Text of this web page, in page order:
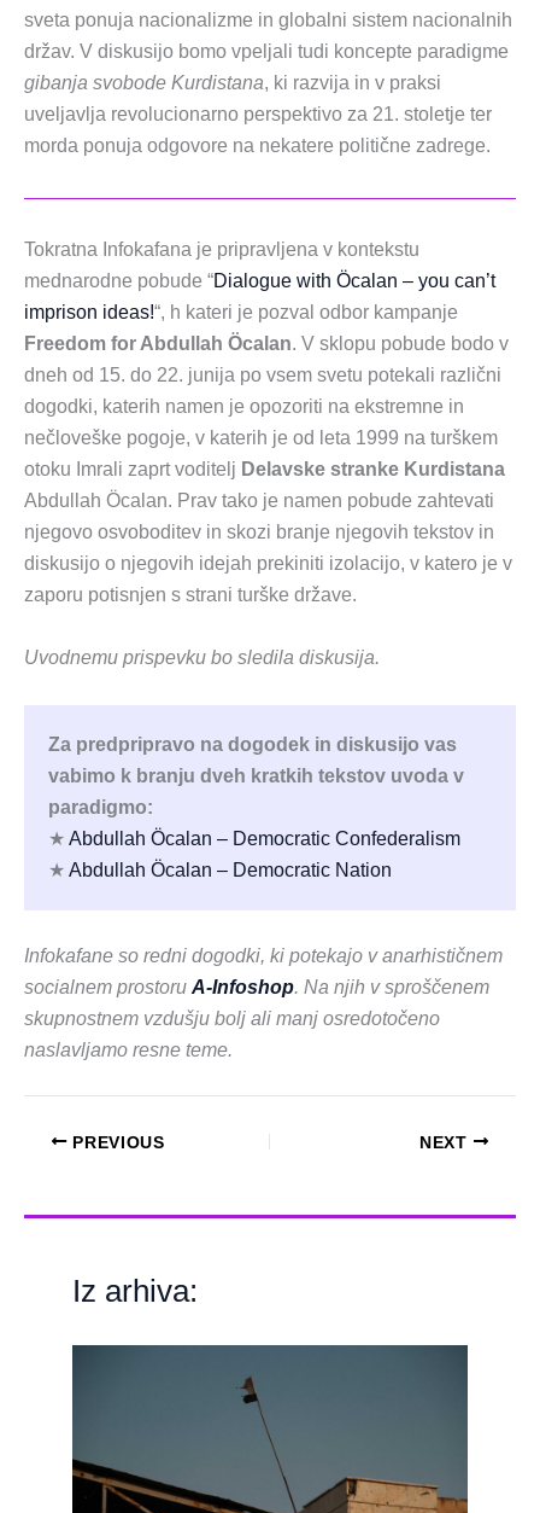
sveta ponuja nacionalizme in globalni sistem nacionalnih
držav. V diskusijo bomo vpeljali tudi koncepte paradigme
gibanja svobode Kurdistana, ki razvija in v praksi
uveljavlja revolucionarno perspektivo za 21. stoletje ter
morda ponuja odgovore na nekatere politične zadrege.
Tokratna Infokafana je pripravljena v kontekstu
mednarodne pobude “Dialogue with Öcalan – you can’t
imprison ideas!“, h kateri je pozval odbor kampanje
Freedom for Abdullah Öcalan. V sklopu pobude bodo v
dneh od 15. do 22. junija po vsem svetu potekali različni
dogodki, katerih namen je opozoriti na ekstremne in
nečloveške pogoje, v katerih je od leta 1999 na turškem
otoku Imrali zaprt voditelj Delavske stranke Kurdistana
Abdullah Öcalan. Prav tako je namen pobude zahtevati
njegovo osvoboditev in skozi branje njegovih tekstov in
diskusijo o njegovih idejah prekiniti izolacijo, v katero je v
zaporu potisnjen s strani turške države.
Uvodnemu prispevku bo sledila diskusija.
Za predpripravo na dogodek in diskusijo vas
vabimo k branju dveh kratkih tekstov uvoda v
paradigmo:
★ Abdullah Öcalan – Democratic Confederalism
★ Abdullah Öcalan – Democratic Nation
Infokafane so redni dogodki, ki potekajo v anarhističnem
socialnem prostoru A-Infoshop. Na njih v sproščenem
skupnostnem vzdušju bolj ali manj osredotočeno
naslavljamo resne teme.
PREVIOUS NEXT
Iz arhiva: